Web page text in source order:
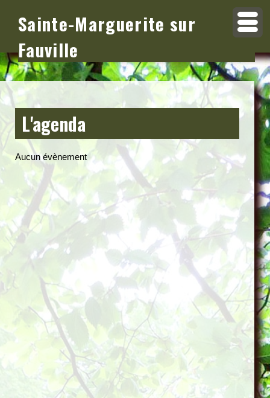
Sainte-Marguerite sur
Fauville
L'agenda
Aucun évènement